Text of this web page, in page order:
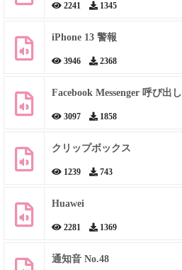
2241 1345
iPhone 13 警報
3946 2368
Facebook Messenger 呼び出し
3097 1858
クリップボックス
1239 743
Huawei
2281 1369
通知音 No.48